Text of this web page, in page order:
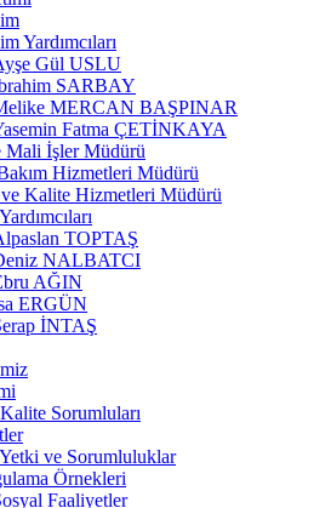
Yardımcıları
Gül USLU
SARBAY
MERCAN BAŞPINAR
Fatma ÇETİNKAYA
Mali İşler Müdürü
Hizmetleri Müdürü
Kalite Hizmetleri Müdürü
TOPTAŞ
NALBATCI
AĞIN
ERGÜN
İNTAŞ
Sorumluları
ve Sorumluluklar
Örnekleri
Faaliyetler